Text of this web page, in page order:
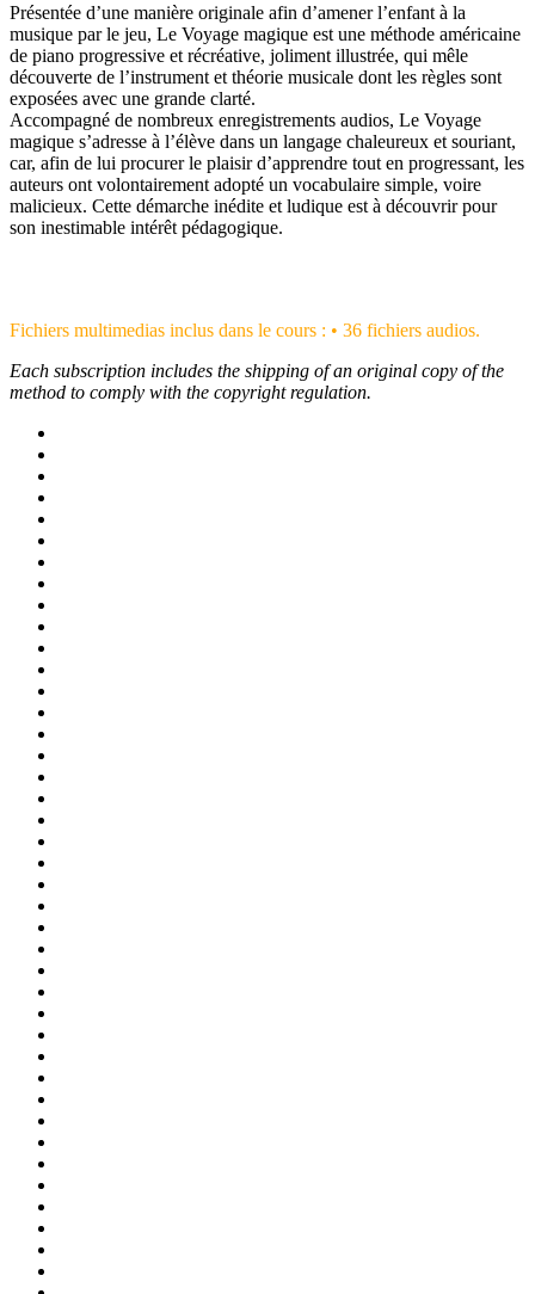
Présentée d’une manière originale afin d’amener l’enfant à la
musique par le jeu, Le Voyage magique est une méthode américaine
de piano progressive et récréative, joliment illustrée, qui mêle
découverte de l’instrument et théorie musicale dont les règles sont
exposées avec une grande clarté.
Accompagné de nombreux enregistrements audios, Le Voyage
magique s’adresse à l’élève dans un langage chaleureux et souriant,
car, afin de lui procurer le plaisir d’apprendre tout en progressant, les
auteurs ont volontairement adopté un vocabulaire simple, voire
malicieux. Cette démarche inédite et ludique est à découvrir pour
son inestimable intérêt pédagogique.
Fichiers multimedias inclus dans le cours : • 36 fichiers audios.
Each subscription includes the shipping of an original copy of the
method to comply with the copyright regulation.